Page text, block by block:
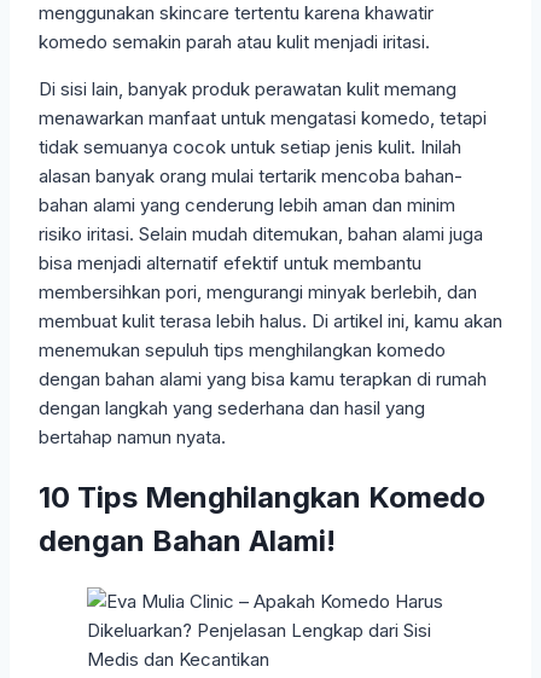
menggunakan skincare tertentu karena khawatir
komedo semakin parah atau kulit menjadi iritasi.
Di sisi lain, banyak produk perawatan kulit memang
menawarkan manfaat untuk mengatasi komedo, tetapi
tidak semuanya cocok untuk setiap jenis kulit. Inilah
alasan banyak orang mulai tertarik mencoba bahan-
bahan alami yang cenderung lebih aman dan minim
risiko iritasi. Selain mudah ditemukan, bahan alami juga
bisa menjadi alternatif efektif untuk membantu
membersihkan pori, mengurangi minyak berlebih, dan
membuat kulit terasa lebih halus. Di artikel ini, kamu akan
menemukan sepuluh tips menghilangkan komedo
dengan bahan alami yang bisa kamu terapkan di rumah
dengan langkah yang sederhana dan hasil yang
bertahap namun nyata.
10 Tips Menghilangkan Komedo
dengan Bahan Alami!